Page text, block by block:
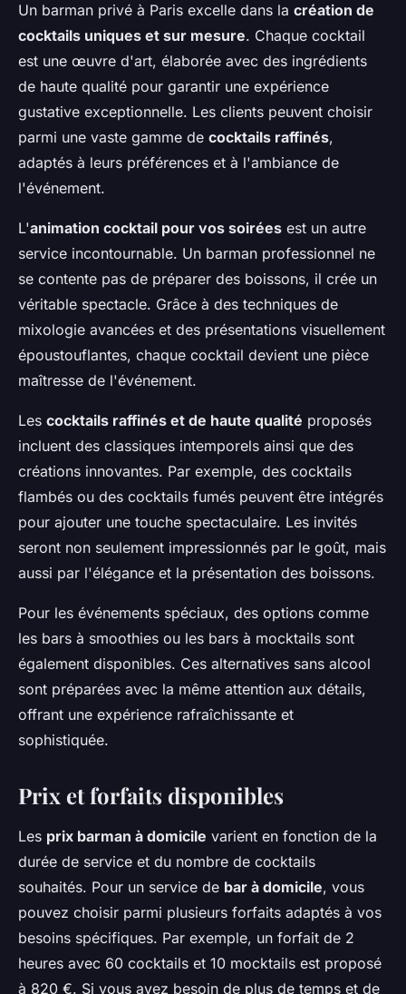
Un barman privé à Paris excelle dans la création de
cocktails uniques et sur mesure. Chaque cocktail
est une œuvre d'art, élaborée avec des ingrédients
de haute qualité pour garantir une expérience
gustative exceptionnelle. Les clients peuvent choisir
parmi une vaste gamme de cocktails raffinés,
adaptés à leurs préférences et à l'ambiance de
l'événement.
L'animation cocktail pour vos soirées est un autre
service incontournable. Un barman professionnel ne
se contente pas de préparer des boissons, il crée un
véritable spectacle. Grâce à des techniques de
mixologie avancées et des présentations visuellement
époustouflantes, chaque cocktail devient une pièce
maîtresse de l'événement.
Les cocktails raffinés et de haute qualité proposés
incluent des classiques intemporels ainsi que des
créations innovantes. Par exemple, des cocktails
flambés ou des cocktails fumés peuvent être intégrés
pour ajouter une touche spectaculaire. Les invités
seront non seulement impressionnés par le goût, mais
aussi par l'élégance et la présentation des boissons.
Pour les événements spéciaux, des options comme
les bars à smoothies ou les bars à mocktails sont
également disponibles. Ces alternatives sans alcool
sont préparées avec la même attention aux détails,
offrant une expérience rafraîchissante et
sophistiquée.
Prix et forfaits disponibles
Les prix barman à domicile varient en fonction de la
durée de service et du nombre de cocktails
souhaités. Pour un service de bar à domicile, vous
pouvez choisir parmi plusieurs forfaits adaptés à vos
besoins spécifiques. Par exemple, un forfait de 2
heures avec 60 cocktails et 10 mocktails est proposé
à 820 €. Si vous avez besoin de plus de temps et de